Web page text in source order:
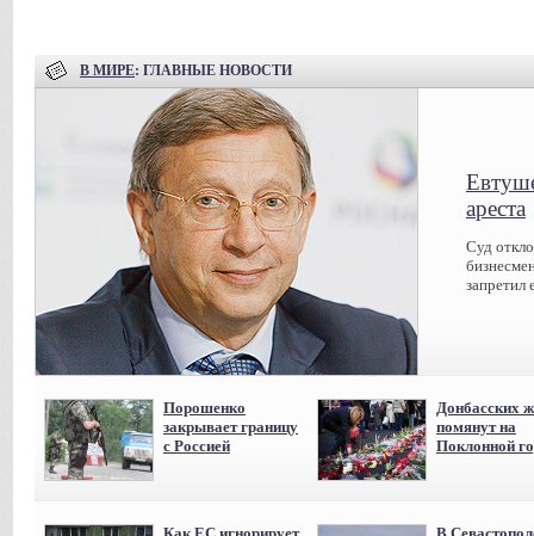
В МИРЕ: ГЛАВНЫЕ НОВОСТИ
ареста
Суд
запретил
Порошенко
закрывает границу
с Россией
Донбасских
помянут на
Поклонной